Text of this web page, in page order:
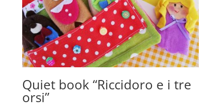
Quiet book “Riccidoro e i tre
orsi”